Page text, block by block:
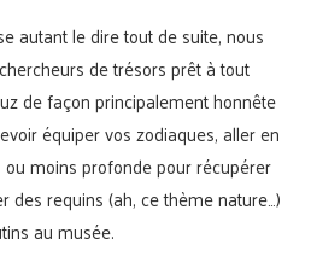
autant le dire tout de suite, nous
de trésors prêt à tout
de façon principalement honnête
équiper vos zodiaques, aller en
moins profonde pour récupérer
requins (ah, ce thème nature…)
au musée.